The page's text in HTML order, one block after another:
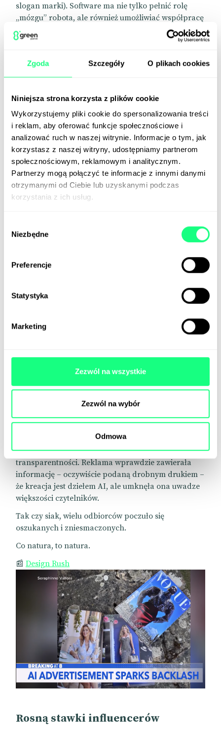
Zgoda Szczegóły O plikach cookies
Niniejsza strona korzysta z plików cookie
Wykorzystujemy pliki cookie do spersonalizowania treści
i reklam, aby oferować funkcje społecznościowe i
analizować ruch w naszej witrynie. Informacje o tym, jak
korzystasz z naszej witryny, udostępniamy partnerom
społecznościowym, reklamowym i analitycznym.
Partnerzy mogą połączyć te informacje z innymi danymi
otrzymanymi od Ciebie lub uzyskanymi podczas
korzystania z ich usług.
zgody
Niezbędne
Preferencje
Statystyka
Marketing
Zezwól na wszystkie
Zezwól na wybór
Odmowa
slogan marki). Software ma nie tylko pełnić rolę
„mózgu” robota, ale również umożliwiać współpracę
różnych „gatunków” maszyn. OM1 przeznaczony
jest zarówno dla humanoidów, jak i robodogów.
Kilka dni temu OpenMind zaprezentował protokół
FABRIC, który umożliwia robotom weryfikację
błyskawiczny transfer wiedzy, czyli uczenie się od
dostarczyć roboty pod strzechy, by przetestować ich
sprawność w domowym środowisku i wdrożyć
odpowiednie usprawnienia.
Moment, kiedy ludzie zostaną zwolnieni z zadań
przyziemnych i delegowani do celów wyższych
(chcemy w to wierzyć) zbliża się nieuchronnie.
Dlatego wymyślanie produktów i usług na złoty wiek
📰TechCrunch
Guess przesadził z AI
przestylizowane piękności wyczarowane przez
agencję Seraphinne Vallora w jednym z
Reakcja w mediach społecznościowych była
natychmiastowa i nieprzychylna. Oskarżenia
dotyczyły promowania nierealnych standardów
piękna, zastępowania ludzi przez awatary i braku
transparentności. Reklama wprawdzie zawierała
informację – oczywiście podaną drobnym drukiem –
że kreacja jest dziełem AI, ale umknęła ona uwadze
większości czytelników.
Tak czy siak, wielu odbiorców poczuło się
oszukanych i zniesmaczonych.
Co natura, to natura.
📰 Design Rush
Rosną stawki influencerów